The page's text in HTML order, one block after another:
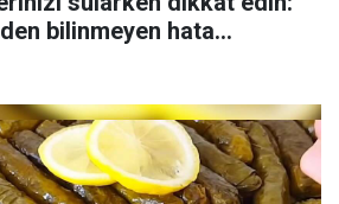
bilinmeyen hata...